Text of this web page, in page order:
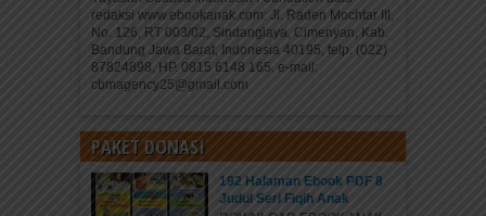
redaksi www.ebookanak.com: Jl. Raden Mochtar III,
No. 126, RT 003/02, Sindanglaya, Cimenyan, Kab.
Bandung Jawa Barat, Indonesia 40195, telp. (022)
87824898, HP. 0815 6148 165. e-mail:
cbmagency25@gmail.com
PAKET DONASI
192 Halaman Ebook PDF 8
Judul Seri Fiqih Anak